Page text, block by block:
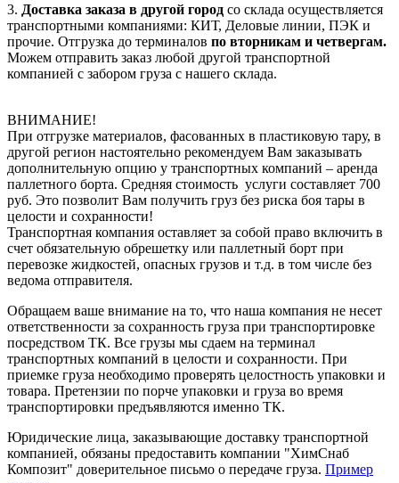
3. Доставка заказа в другой город со склада осуществляется
транспортными компаниями: КИТ, Деловые линии, ПЭК и
прочие. Отгрузка до терминалов по вторникам и четвергам.
Можем отправить заказ любой другой транспортной
компанией с забором груза с нашего склада.
ВНИМАНИЕ!
При отгрузке материалов, фасованных в пластиковую тару, в
другой регион настоятельно рекомендуем Вам заказывать
дополнительную опцию у транспортных компаний – аренда
паллетного борта. Средняя стоимость услуги составляет 700
руб. Это позволит Вам получить груз без риска боя тары в
целости и сохранности!
Транспортная компания оставляет за собой право включить в
счет обязательную обрешетку или паллетный борт при
перевозке жидкостей, опасных грузов и т.д. в том числе без
ведома отправителя.
Обращаем ваше внимание на то, что наша компания не несет
ответственности за сохранность груза при транспортировке
посредством ТК. Все грузы мы сдаем на терминал
транспортных компаний в целости и сохранности. При
приемке груза необходимо проверять целостность упаковки и
товара. Претензии по порче упаковки и груза во время
транспортировки предъявляются именно ТК.
Юридические лица, заказывающие доставку транспортной
компанией, обязаны предоставить компании "ХимСнаб
Композит" доверительное письмо о передаче груза. Пример